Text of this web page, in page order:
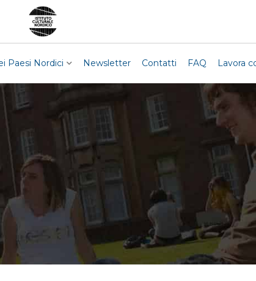
Paesi Nordici Newsletter Contatti FAQ Lavora